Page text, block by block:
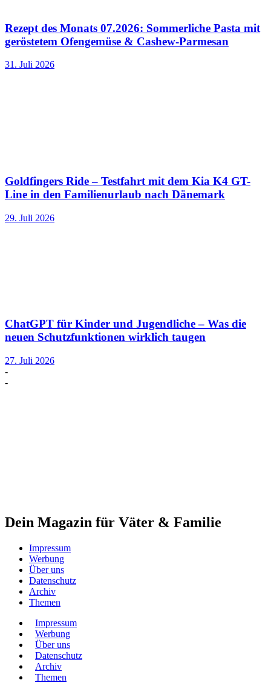
Rezept des Monats 07.2026: Sommerliche Pasta mit
geröstetem Ofengemüse & Cashew-Parmesan
31. Juli 2026
Goldfingers Ride – Testfahrt mit dem Kia K4 GT-
Line in den Familienurlaub nach Dänemark
29. Juli 2026
ChatGPT für Kinder und Jugendliche – Was die
neuen Schutzfunktionen wirklich taugen
27. Juli 2026
-
-
Dein Magazin für Väter & Familie
Impressum
Werbung
Über uns
Datenschutz
Archiv
Themen
Impressum
Werbung
Über uns
Datenschutz
Archiv
Themen